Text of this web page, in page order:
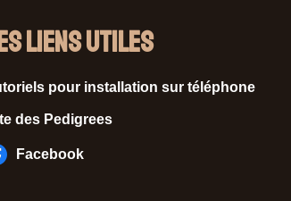
liens utiles
pour installation sur téléphone
des Pedigrees
Facebook